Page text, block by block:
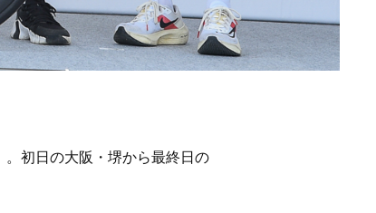
初日の大阪・堺から最終日の